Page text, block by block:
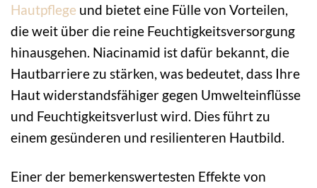
Hautpflege und bietet eine Fülle von Vorteilen,
die weit über die reine Feuchtigkeitsversorgung
hinausgehen. Niacinamid ist dafür bekannt, die
Hautbarriere zu stärken, was bedeutet, dass Ihre
Haut widerstandsfähiger gegen Umwelteinflüsse
und Feuchtigkeitsverlust wird. Dies führt zu
einem gesünderen und resilienteren Hautbild.
Einer der bemerkenswertesten Effekte von